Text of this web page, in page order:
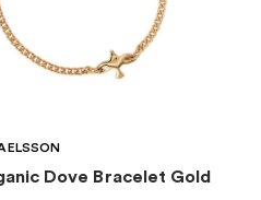
Dove Bracelet Gold